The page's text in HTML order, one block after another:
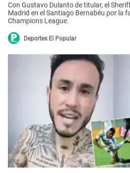
Con Gustavo Dulanto de titular, el
Madrid en el Santiago Bernabéu por la
Champions League.
Deportes El Popular